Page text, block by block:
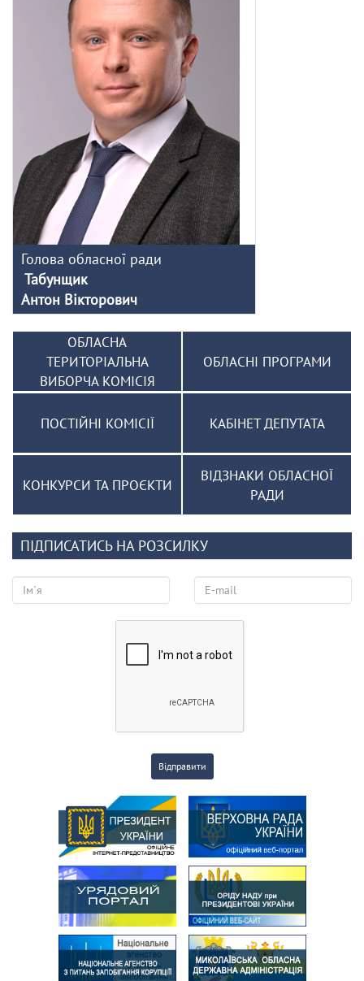
Голова обласної ради
Табунщик
Антон Вікторович
ОБЛАСНА
ТЕРИТОРІАЛЬНА
ВИБОРЧА КОМІСІЯ
ОБЛАСНІ ПРОГРАМИ
ПОСТІЙНІ КОМІСІЇ КАБІНЕТ ДЕПУТАТА
КОНКУРСИ ТА ПРОЄКТИ
ВІДЗНАКИ ОБЛАСНОЇ
РАДИ
ПІДПИСАТИСЬ НА РОЗСИЛКУ
Відправити